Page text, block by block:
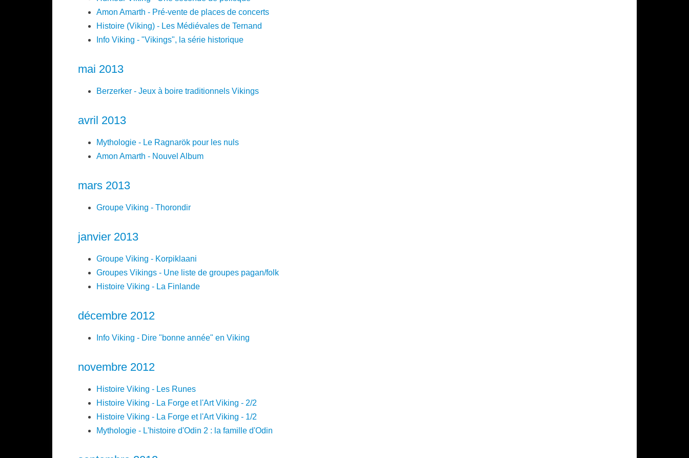
Amon Amarth - Pré-vente de places de concerts
Histoire (Viking) - Les Médiévales de Ternand
Info Viking - "Vikings", la série historique
mai 2013
Berzerker - Jeux à boire traditionnels Vikings
avril 2013
Mythologie - Le Ragnarök pour les nuls
Amon Amarth - Nouvel Album
mars 2013
Groupe Viking - Thorondir
janvier 2013
Groupe Viking - Korpiklaani
Groupes Vikings - Une liste de groupes pagan/folk
Histoire Viking - La Finlande
décembre 2012
Info Viking - Dire "bonne année" en Viking
novembre 2012
Histoire Viking - Les Runes
Histoire Viking - La Forge et l'Art Viking - 2/2
Histoire Viking - La Forge et l'Art Viking - 1/2
Mythologie - L'histoire d'Odin 2 : la famille d'Odin